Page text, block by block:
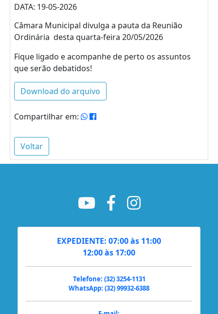
DATA: 19-05-2026
Câmara Municipal divulga a pauta da Reunião
Ordinária desta quarta-feira 20/05/2026
Fique ligado e acompanhe de perto os assuntos
que serão debatidos!
Download do arquivo
Compartilhar em:
Voltar
EXPEDIENTE: 07:00 às 11:00
12:00 às 17:00
Telefone: (32) 3254-1131
WhatsApp: (32) 99932-6388